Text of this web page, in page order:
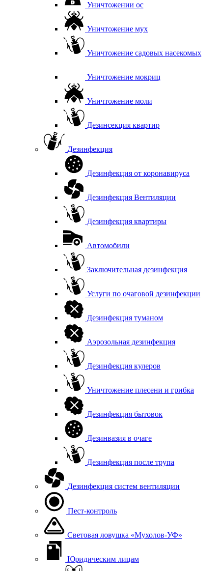
Уничтожении ос
Уничтожение мух
Уничтожение садовых насекомых
Уничтожение мокриц
Уничтожение моли
Дезинсекция квартир
Дезинфекция
Дезинфекция от коронавируса
Дезинфекция Вентиляции
Дезинфекция квартиры
Автомобили
Заключительная дезинфекция
Услуги по очаговой дезинфекции
Дезинфекция туманом
Аэрозольная дезинфекция
Дезинфекция кулеров
Уничтожение плесени и грибка
Дезинфекция бытовок
Дезинвазия в очаге
Дезинфекция после трупа
Дезинфекция систем вентиляции
Пест-контроль
Световая ловушка «Мухолов-УФ»
Юридическим лицам